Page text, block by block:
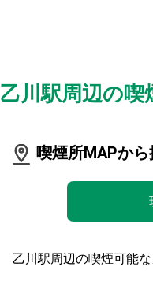
乙川駅周辺の
喫煙所MAPから
乙川駅周辺の喫煙可能